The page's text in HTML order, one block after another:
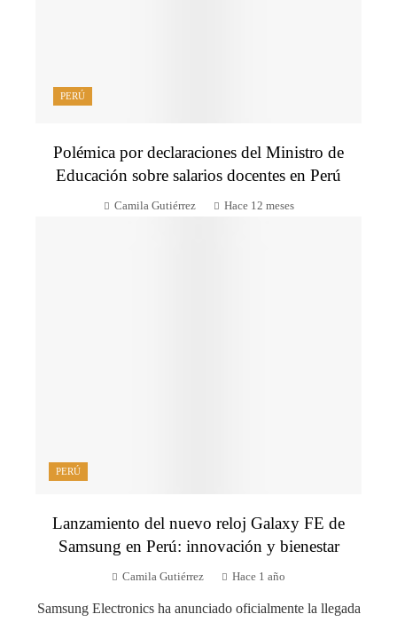
PERÚ
Polémica por declaraciones del Ministro de
Educación sobre salarios docentes en Perú
Camila Gutiérrez Hace 12 meses
PERÚ
Lanzamiento del nuevo reloj Galaxy FE de
Samsung en Perú: innovación y bienestar
Camila Gutiérrez Hace 1 año
Samsung Electronics ha anunciado oficialmente la llegada